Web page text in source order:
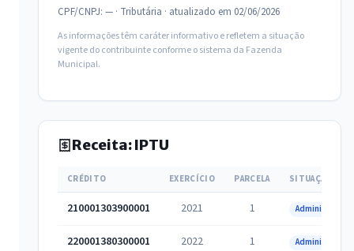
CPF/CNPJ: — · Tributária · atualizado em 02/06/2026
As informações têm caráter informativo e refletem a situação
vigente do contribuinte conforme o sistema da Fazenda
Municipal.
Receita: IPTU
CRÉDITO EXERCÍCIO PARCELA SITUAÇÃO
210001303900001 2021 1 Administrativa
220001380300001 2022 1 Administrativa